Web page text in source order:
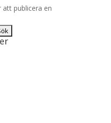
att publicera en